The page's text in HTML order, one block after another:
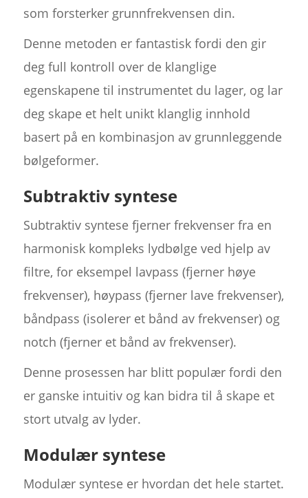
som forsterker grunnfrekvensen din.
Denne metoden er fantastisk fordi den gir
deg full kontroll over de klanglige
egenskapene til instrumentet du lager, og lar
deg skape et helt unikt klanglig innhold
basert på en kombinasjon av grunnleggende
bølgeformer.
Subtraktiv syntese
Subtraktiv syntese fjerner frekvenser fra en
harmonisk kompleks lydbølge ved hjelp av
filtre, for eksempel lavpass (fjerner høye
frekvenser), høypass (fjerner lave frekvenser),
båndpass (isolerer et bånd av frekvenser) og
notch (fjerner et bånd av frekvenser).
Denne prosessen har blitt populær fordi den
er ganske intuitiv og kan bidra til å skape et
stort utvalg av lyder.
Modulær syntese
Modulær syntese er hvordan det hele startet.